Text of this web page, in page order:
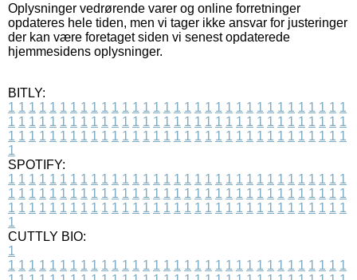
Oplysninger vedrørende varer og online forretninger
opdateres hele tiden, men vi tager ikke ansvar for justeringer
der kan være foretaget siden vi senest opdaterede
hjemmesidens oplysninger.
BITLY:
1 1 1 1 1 1 1 1 1 1 1 1 1 1 1 1 1 1 1 1 1 1 1 1 1 1 1 1 1 1 1 1 1
1 1 1 1 1 1 1 1 1 1 1 1 1 1 1 1 1 1 1 1 1 1 1 1 1 1 1 1 1 1 1 1 1
1 1 1 1 1 1 1 1 1 1 1 1 1 1 1 1 1 1 1 1 1 1 1 1 1 1 1 1 1 1 1 1 1
1
SPOTIFY:
1 1 1 1 1 1 1 1 1 1 1 1 1 1 1 1 1 1 1 1 1 1 1 1 1 1 1 1 1 1 1 1 1
1 1 1 1 1 1 1 1 1 1 1 1 1 1 1 1 1 1 1 1 1 1 1 1 1 1 1 1 1 1 1 1 1
1 1 1 1 1 1 1 1 1 1 1 1 1 1 1 1 1 1 1 1 1 1 1 1 1 1 1 1 1 1 1 1 1
1
CUTTLY BIO:
1
1 1 1 1 1 1 1 1 1 1 1 1 1 1 1 1 1 1 1 1 1 1 1 1 1 1 1 1 1 1 1 1 1